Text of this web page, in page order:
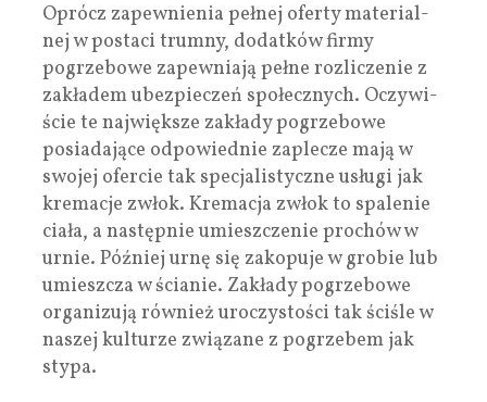
Oprócz zapew­nie­nia peł­nej oferty mate­rial­
nej w postaci trumny, dodat­ków firmy
pogrze­bowe zapew­niają pełne roz­li­cze­nie z
zakła­dem ubez­pie­czeń spo­łecz­nych. Oczy­wi­
ście te naj­więk­sze zakłady pogrze­bowe
posia­da­jące odpo­wiednie zaple­cze mają w
swo­jej ofer­cie tak spe­cjalistyczne usługi jak
kremacje zwłok. Kre­ma­cja zwłok to spa­le­nie
ciała, a następ­nie umiesz­cze­nie pro­chów w
urnie. Póź­niej urnę się zako­puje w gro­bie lub
umiesz­cza w ścia­nie. Zakłady pogrze­bowe
orga­ni­zują rów­nież uro­czy­sto­ści tak ści­śle w
naszej kul­tu­rze zwią­zane z pogrze­bem jak
stypa.